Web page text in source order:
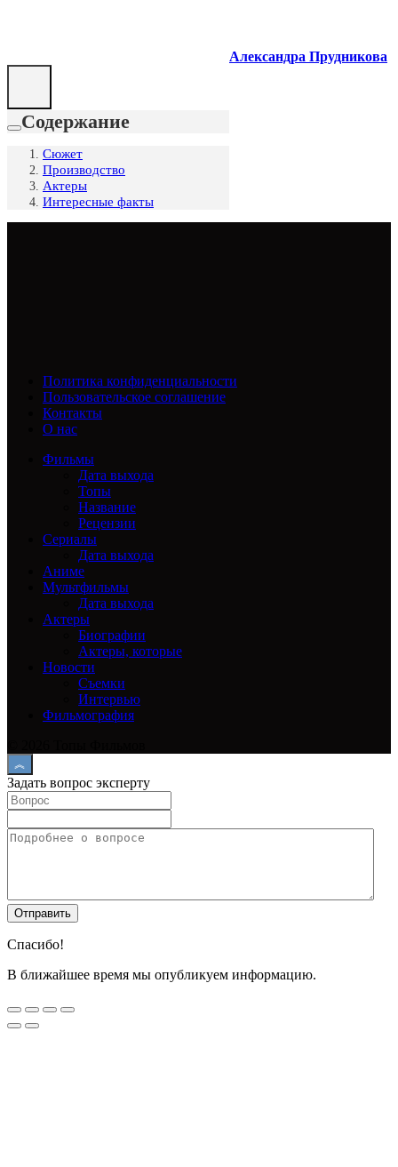
Александра Прудникова
Содержание
Сюжет
Производство
Актеры
Интересные факты
Политика конфиденциальности
Пользовательское соглашение
Контакты
О нас
Фильмы
Дата выхода
Топы
Название
Рецензии
Сериалы
Дата выхода
Аниме
Мультфильмы
Дата выхода
Актеры
Биографии
Актеры, которые
Новости
Съемки
Интервью
Фильмография
Задать вопрос эксперту
Спасибо!
В ближайшее время мы опубликуем информацию.